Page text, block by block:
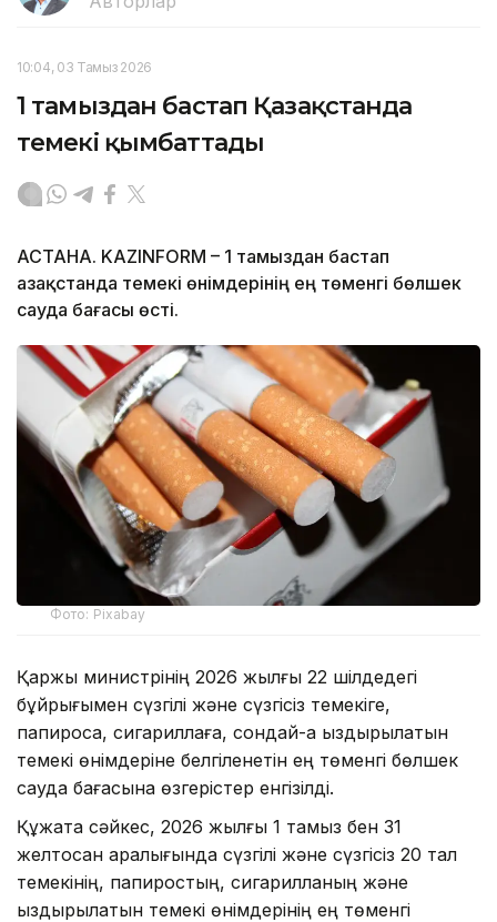
10:04, 03 Тамыз 2026
1 тамыздан бастап Қазақстанда
темекі қымбаттады
АСТАНА. KAZINFORM – 1 тамыздан бастап
Қазақстанда темекі өнімдерінің ең төменгі бөлшек
сауда бағасы өсті.
Фото: Pixabay
Қаржы министрінің 2026 жылғы 22 шілдедегі
бұйрығымен сүзгілі және сүзгісіз темекіге,
папиросқа, сигариллаға, сондай-ақ қыздырылатын
темекі өнімдеріне белгіленетін ең төменгі бөлшек
сауда бағасына өзгерістер енгізілді.
Құжатқа сәйкес, 2026 жылғы 1 тамыз бен 31
желтоқсан аралығында сүзгілі және сүзгісіз 20 тал
темекінің, папиростың, сигарилланың және
қыздырылатын темекі өнімдерінің ең төменгі